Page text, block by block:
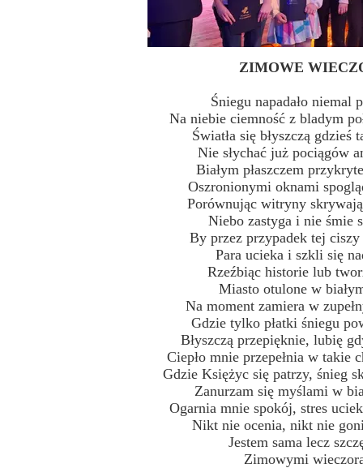
ZIMOWE
Śniegu napadało niemal
Na niebie ciemność z bladym
Światła się błyszczą gdzieś
Nie słychać już pociągów
Białym płaszczem
Oszronionymi oknami
Porównując witryny
Niebo zastyga i nie śmie
By przez przypadek tej ciszy
Para ucieka i szkli się
Rzeźbiąc historie lub
Miasto otulone w
Na moment zamiera w
Gdzie tylko płatki śniegu
Błyszczą przepięknie, lubię
Ciepło mnie przepełnia w takie
Gdzie Księżyc się patrzy, śnieg
Zanurzam się myślami w
Ogarnia mnie spokój, stres
Nikt nie ocenia, nikt nie
Jestem sama lecz
Zimowymi